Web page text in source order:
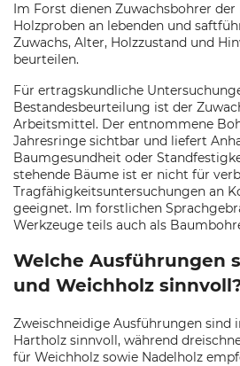
Im Forst dienen Zuwachsbohrer
Holzproben an lebenden und
Zuwachs, Alter, Holzzustand und
beurteilen.
Für ertragskundliche
Bestandesbeurteilung ist der
Arbeitsmittel. Der entnommene
Jahresringe sichtbar und liefert
Baumgesundheit oder
stehende Bäume ist er nicht für
Tragfähigkeitsuntersuchungen an
geeignet. Im forstlichen
Werkzeuge teils auch als
Welche Ausführungen
und Weichholz
Zweischneidige Ausführungen sind
Hartholz sinnvoll, während
für Weichholz sowie Nadelholz